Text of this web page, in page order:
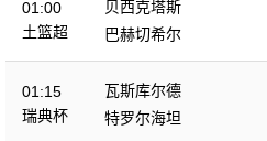
01:00
土篮超
贝西克塔斯
巴赫切希尔
01:15
瑞典杯
瓦斯库尔德
特罗尔海坦